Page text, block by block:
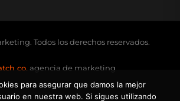
Todos los derechos reservados.
co. agencia de marketing
para asegurar que damos la mejor
en nuestra web. Si sigues utilizando